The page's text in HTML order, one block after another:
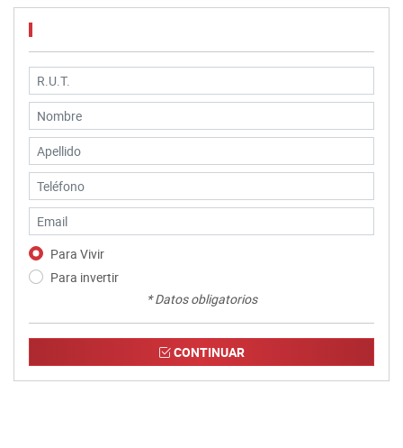
Para Vivir
Para invertir
* Datos obligatorios
CONTINUAR